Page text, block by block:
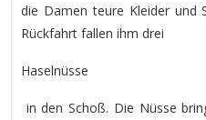
die Damen teure Kleider und
Rückfahrt fallen ihm drei
Haselnüsse
in den Schoß. Die Nüsse